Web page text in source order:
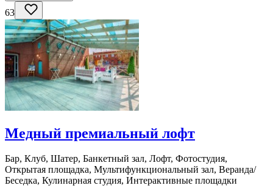
63
Медный премиальный лофт
Бар, Клуб, Шатер, Банкетный зал, Лофт, Фотостудия,
Открытая площадка, Мультифункциональный зал, Веранда/
Беседка, Кулинарная студия, Интерактивные площадки